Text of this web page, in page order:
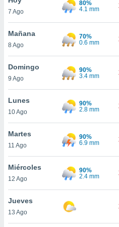
y
en
más
de
7 Ago
80%
4.1 mm
Mañana
8 Ago
70%
0.6 mm
Domingo
9 Ago
90%
3.4 mm
Lunes
10 Ago
90%
2.8 mm
Martes
11 Ago
90%
6.9 mm
Miércoles
12 Ago
90%
2.4 mm
Jueves
13 Ago